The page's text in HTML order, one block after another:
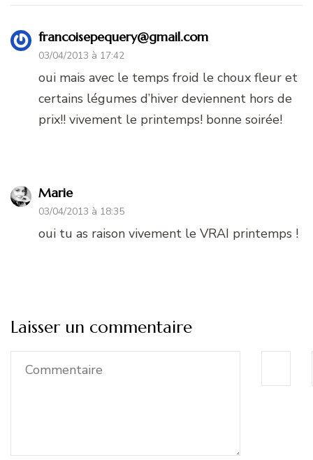
francoisepequery@gmail.com
03/04/2013 à 17:42
oui mais avec le temps froid le choux fleur et
certains légumes d’hiver deviennent hors de
prix!! vivement le printemps! bonne soirée!
Marie
03/04/2013 à 18:35
oui tu as raison vivement le VRAI printemps !
Laisser un commentaire